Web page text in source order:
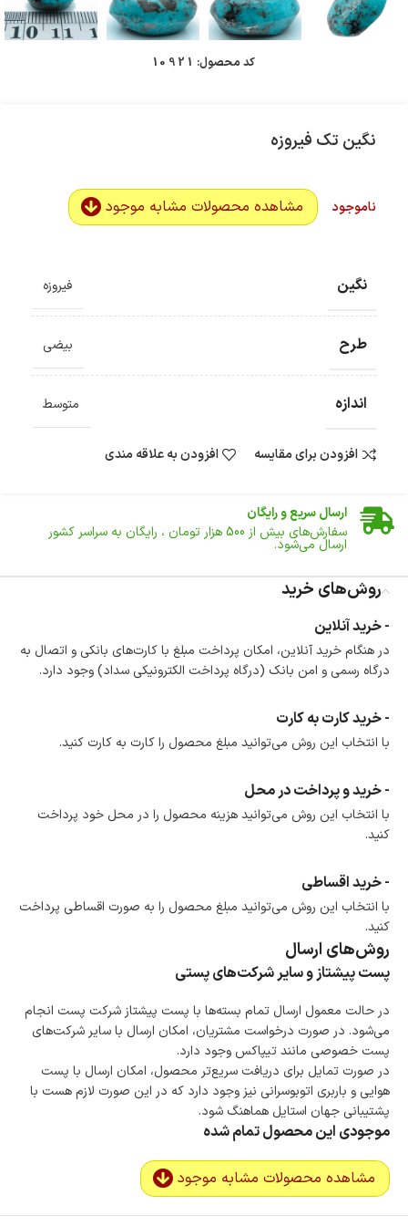
کد محصول: 10921
نگین تک فیروزه
ناموجود مشاهده محصولات مشابه موجود
نگین فیروزه
طرح بیضی
اندازه متوسط
افزودن برای مقایسه افزودن به علاقه مندی
ضمانت اصالت کالا
ارسال سریع و رایگان
سفارش‌های بیش از 500 هزار تومان ، رایگان به سراسر کشور
ارسال می‌شود.
تا 14 روز پس از تحویل کالا می‌توانید آن را برگشت دهید.
امکان پرداخت در محل
در هنگام خرید محصول، امکان انتخاب پرداخت در محل
وجود دارد.
امکان پرداخت اقساطی
است.
ضمانت اصالت کالا
گارانتی معتبر برای تمامی محصولات ارائه می‌شود.
روش‌های خرید
- خرید آنلاین
در هنگام خرید آنلاین، امکان پرداخت مبلغ با کارت‌های بانکی و اتصال به
درگاه رسمی و امن بانک (درگاه پرداخت الکترونیکی سداد) وجود دارد.
- خرید کارت به کارت
با انتخاب این روش می‌توانید مبلغ محصول را کارت به کارت کنید.
- خرید و پرداخت در محل
با انتخاب این روش می‌توانید هزینه محصول را در محل خود پرداخت
کنید.
- خرید اقساطی
با انتخاب این روش می‌توانید مبلغ محصول را به صورت اقساطی پرداخت
کنید.
روش‌های ارسال
پست پیشتاز و سایر شرکت‌های پستی
در حالت معمول ارسال تمام بسته‌ها با پست پیشتاز شرکت پست انجام
می‌شود. در صورت درخواست مشتریان، امکان ارسال با سایر شرکت‌های
پست خصوصی مانند تیپاکس وجود دارد.
در صورت تمایل برای دریافت سریع‌تر محصول، امکان ارسال با پست
هوایی و باربری اتوبوسرانی نیز وجود دارد که در این صورت لازم هست با
پشتیبانی جهان استایل هماهنگ شود.
موجودی این محصول تمام شده
مشاهده محصولات مشابه موجود